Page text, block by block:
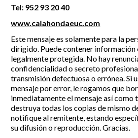
Tel: 952 93 20 40
www.calahondaeuc.com
Este mensaje es solamente para la
dirigido. Puede contener
legalmente protegida. No hay
confidencialidad o secreto
transmisión defectuosa o errónea. Si
mensaje por error, le rogamos que
inmediatamente el mensaje así como
destruya todas los copias de mismo
notifique al remitente, estando
su difusión o reproducción. Gracias.